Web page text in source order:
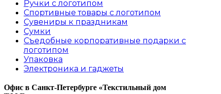
Ручки с логотипом
Спортивные товары с логотипом
Сувениры к праздникам
Сумки
Съедобные корпоративные подарки с
логотипом
Упаковка
Электроника и гаджеты
Офис в Санкт-Петербурге «Текстильный дом